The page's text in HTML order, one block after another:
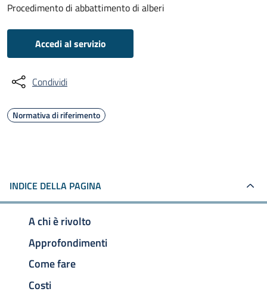
Procedimento di abbattimento di alberi
Accedi al servizio
Condividi
Normativa di riferimento
INDICE DELLA PAGINA
A chi è rivolto
Approfondimenti
Come fare
Costi